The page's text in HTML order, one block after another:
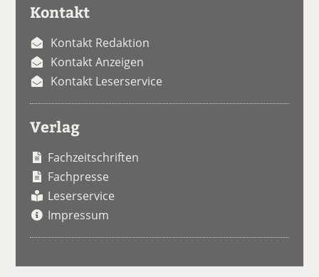
Kontakt
Kontakt Redaktion
Kontakt Anzeigen
Kontakt Leserservice
Verlag
Fachzeitschriften
Fachpresse
Leserservice
Impressum